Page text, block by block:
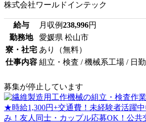
株式会社ワールドインテック
給与 月収例238,996円
勤務地
愛媛県 松山市
寮・社宅 あり（無料）
仕事内容 組立・検査 / 機械系工場 / 日勤
募集が停止しています